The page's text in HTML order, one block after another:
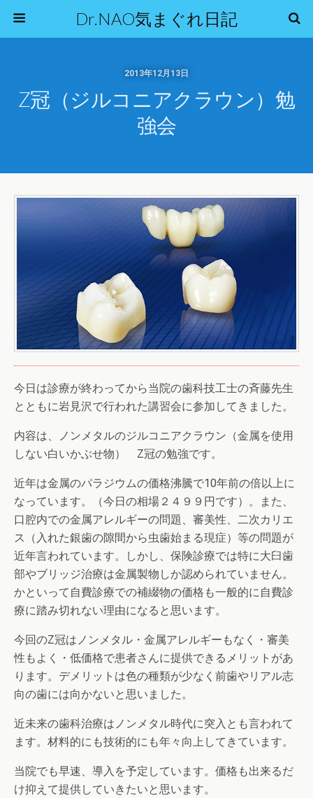
Dr.NAO気まぐれ日記
2013年12月13日
Z冠（ジルコニアクラウン）勉
強会
今日は診療が終わってから当院の歯科技工士の斉藤先生
とともに岩見沢で行われた講習会に参加してきました。
内容は、ノンメタルのジルコニアクラウン（金属を使用
しない白いかぶせ物） Z冠の勉強です。
近年は金属のパラジウムの価格沸騰で10年前の倍以上に
なっています。（今日の相場２４９９円です）。また、
口腔内での金属アレルギーの問題、審美性、二次カリエ
ス（入れた銀歯の隙間から虫歯始まる現症）等の問題が
近年言われています。しかし、保険診療では特に大臼歯
部やブリッジ治療は金属製物しか認められていません。
かといって自費診療での補綴物の価格も一般的に自費診
療に踏み切れない理由になると思います。
今回のZ冠はノンメタル・金属アレルギーもなく・審美
性もよく・低価格で患者さんに提供できるメリットがあ
ります。デメリットは色の種類が少なく前歯やリアル志
向の歯には向かないと思いました。
近未来の歯科治療はノンメタル時代に突入とも言われて
ます。材料的にも技術的にも年々向上してきています。
当院でも早速、導入を予定しています。価格も出来るだ
け抑えて提供していきたいと思います。